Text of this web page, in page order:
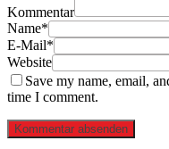
Kommentar
Name*
E-Mail*
Website
Save my name, email,
time I comment.
Kommentar absenden